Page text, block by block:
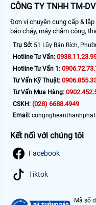
CÔNG TY TNHH TM-
Đơn vị chuyên cung cấp &
báo cháy, máy chấm công,
Trụ Sở: 51 Lũy Bán Bích,
Hotline Tư Vấn:
Hotline Tư Vấn 1:
Tư Vấn Kỹ Thuật:
Tư Vấn Mua Hàng:
CSKH: (028) 6688.4949
Email:
Kết nối với chúng tôi
Facebook
Tiktok
Mã số